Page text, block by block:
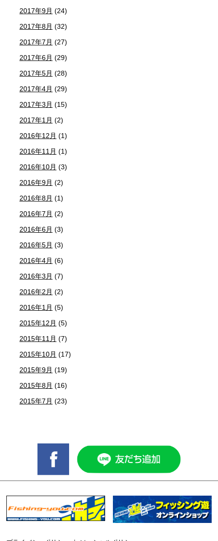
2017年9月 (24)
2017年8月 (32)
2017年7月 (27)
2017年6月 (29)
2017年5月 (28)
2017年4月 (29)
2017年3月 (15)
2017年1月 (2)
2016年12月 (1)
2016年11月 (1)
2016年10月 (3)
2016年9月 (2)
2016年8月 (1)
2016年7月 (2)
2016年6月 (3)
2016年5月 (3)
2016年4月 (6)
2016年3月 (7)
2016年2月 (2)
2016年1月 (5)
2015年12月 (5)
2015年11月 (7)
2015年10月 (17)
2015年9月 (19)
2015年8月 (16)
2015年7月 (23)